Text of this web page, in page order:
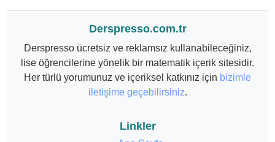
Derspresso.com.tr
Derspresso ücretsiz ve reklamsız kullanabileceğiniz,
lise öğrencilerine yönelik bir matematik içerik sitesidir.
Her türlü yorumunuz ve içeriksel katkınız için bizimle
iletişime geçebilirsiniz.
Linkler